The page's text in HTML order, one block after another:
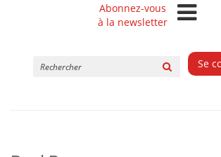
Abonnez-vous
à la newsletter
Se